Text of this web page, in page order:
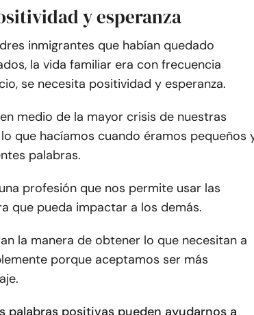
y esperanza
inmigrantes que habían quedado
la vida familiar era con frecuencia
se necesita positividad y esperanza.
medio de la mayor crisis de nuestras
que hacíamos cuando éramos pequeños
palabras.
profesión que nos permite usar las
que pueda impactar a los demás.
la manera de obtener lo que necesitan a
porque aceptamos ser más
palabras positivas pueden ayudarnos a